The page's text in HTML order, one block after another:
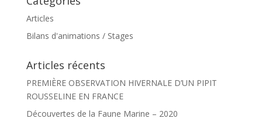
Articles
Bilans d'animations / Stages
Articles récents
PREMIÈRE OBSERVATION HIVERNALE D’UN PIPIT
ROUSSELINE EN FRANCE
Découvertes de la Faune Marine – 2020